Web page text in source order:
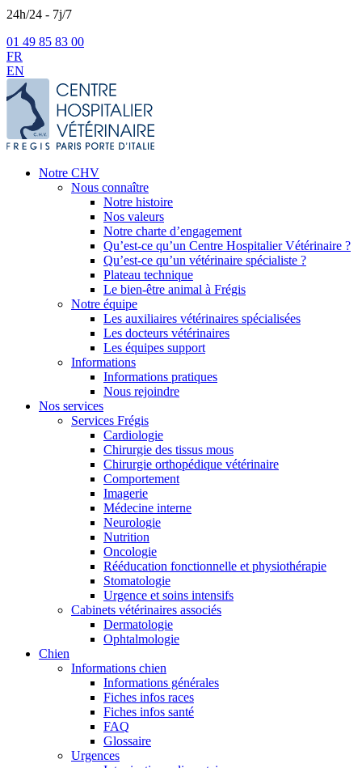
24h/24 - 7j/7
01 49 85 83 00
FR
EN
Notre CHV
Nous connaître
Notre histoire
Nos valeurs
Notre charte d’engagement
Qu’est-ce qu’un Centre Hospitalier Vétérinaire ?
Qu’est-ce qu’un vétérinaire spécialiste ?
Plateau technique
Le bien-être animal à Frégis
Notre équipe
Les auxiliaires vétérinaires spécialisées
Les docteurs vétérinaires
Les équipes support
Informations
Informations pratiques
Nous rejoindre
Nos services
Services Frégis
Cardiologie
Chirurgie des tissus mous
Chirurgie orthopédique vétérinaire
Comportement
Imagerie
Médecine interne
Neurologie
Nutrition
Oncologie
Rééducation fonctionnelle et physiothérapie
Stomatologie
Urgence et soins intensifs
Cabinets vétérinaires associés
Dermatologie
Ophtalmologie
Chien
Informations chien
Informations générales
Fiches infos races
Fiches infos santé
FAQ
Glossaire
Urgences